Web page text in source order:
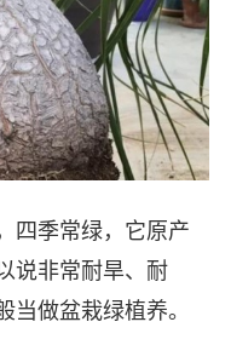
四季常绿，它原产
说非常耐旱、耐
做盆栽绿植养。